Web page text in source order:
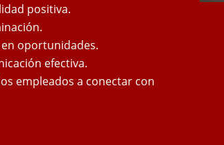
positiva.
oportunidades.
efectiva.
empleados a conectar con